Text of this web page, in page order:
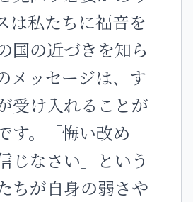
は私たちに福音を
国の近づきを知ら
メッセージは、す
受け入れることが
す。「悔い改め
じなさい」という
ちが自身の弱さや